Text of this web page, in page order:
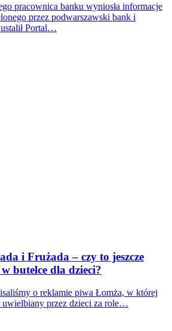
pracownica banku wyniosła informacje
przez podwarszawski bank i
ustalił Portal…
i Frużada – czy to jeszcze
butelce dla dzieci?
o reklamie piwa Łomża, w której
uwielbiany przez dzieci za role…